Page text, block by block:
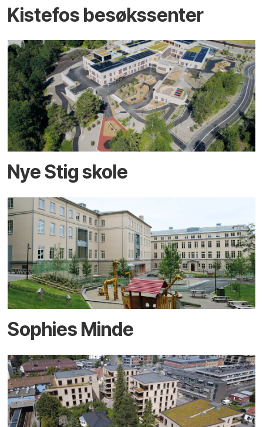
Kistefos besøkssenter
Nye Stig skole
Sophies Minde